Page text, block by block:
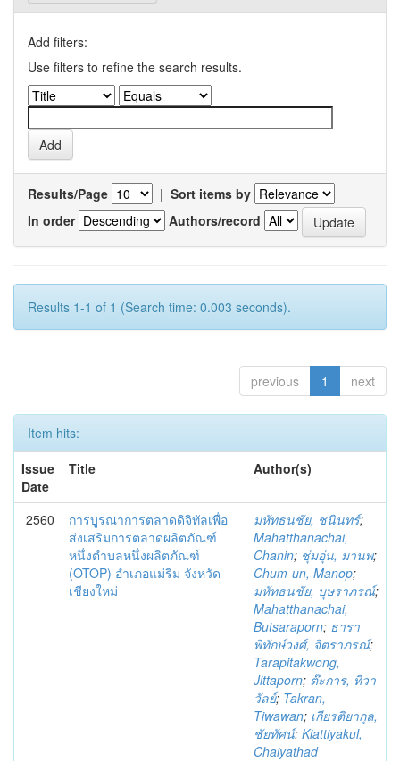
Add filters:
Use filters to refine the search results.
Results/Page | Sort items by
In order
Authors/record
Results 1-1 of 1 (Search time: 0.003 seconds).
previous 1 next
Item hits:
Issue
Date
Title Author(s)
2560
การบูรณาการตลาดดิจิทัลเพื่อ
ส่งเสริมการตลาดผลิตภัณฑ์
หนึ่งตำบลหนึ่งผลิตภัณฑ์
(OTOP) อำเภอแม่ริม จังหวัด
เชียงใหม่
มหัทธนชัย, ชนินทร์;
Mahatthanachai,
Chanin; ชุ่มอุ่น, มานพ;
Chum-un, Manop;
มหัทธนชัย, บุษราภรณ์;
Mahatthanachai,
Butsaraporn; ธารา
พิทักษ์วงศ์, จิตราภรณ์;
Tarapitakwong,
Jittaporn; ต๊ะการ, ทิวา
วัลย์; Takran,
Tiwawan; เกียรติยากุล,
ชัยทัศน์; Kiattiyakul,
Chaiyathad